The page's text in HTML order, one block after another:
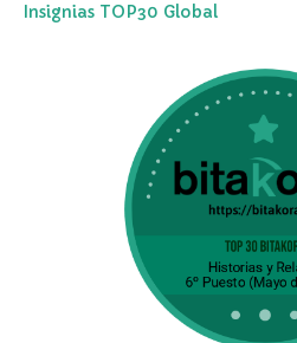
Insignias TOP30 Global